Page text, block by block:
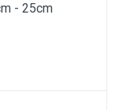
- 25cm